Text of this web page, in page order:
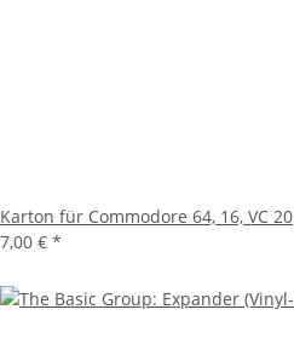
Karton für Commodore 64, 16, VC 20
7,00 € *